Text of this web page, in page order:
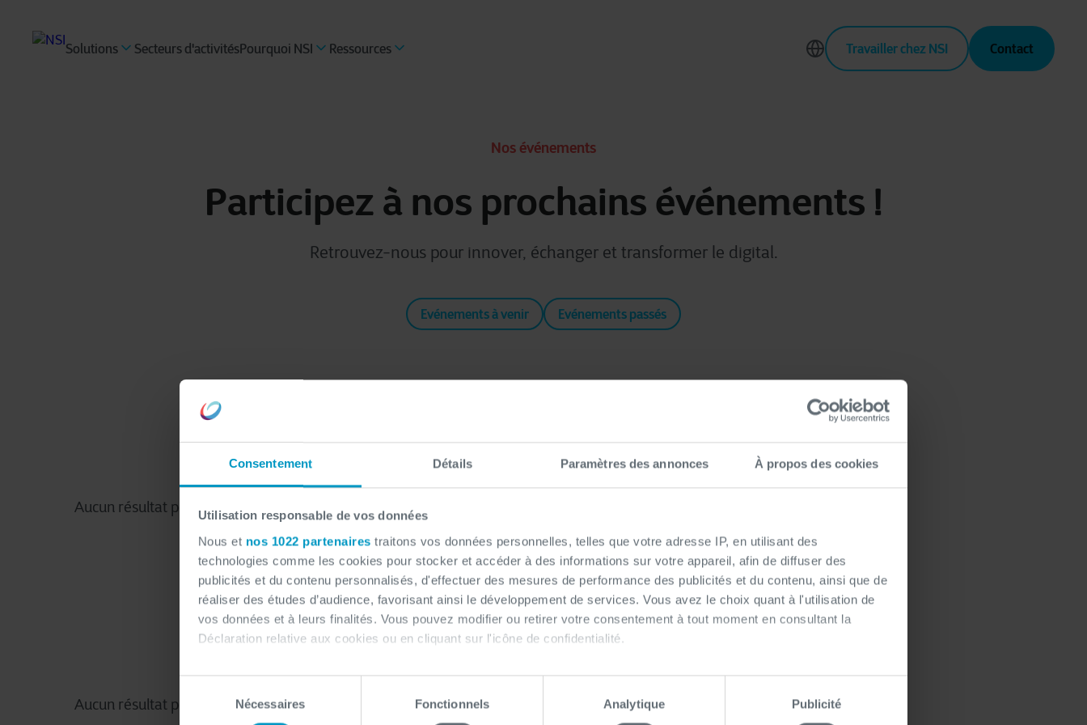
Consentement Détails Paramètres des annonces À propos des cookies
Utilisation responsable de vos données
Nous et nos 1022 partenaires traitons vos données personnelles, telles que votre adresse IP, en utilisant des
technologies comme les cookies pour stocker et accéder à des informations sur votre appareil, afin de diffuser des
publicités et du contenu personnalisés, d'effectuer des mesures de performance des publicités et du contenu, ainsi que de
réaliser des études d’audience, favorisant ainsi le développement de services. Vous avez le choix quant à l'utilisation de
vos données et à leurs finalités. Vous pouvez modifier ou retirer votre consentement à tout moment en consultant la
Déclaration relative aux cookies ou en cliquant sur l'icône de confidentialité.
Si vous le permettez, nous aimerions également :
Collecter des informations sur votre localisation géographique qui peuvent être précises à plusieurs mètres près
Nécessaires Fonctionnels Analytique Publicité
Solutions Secteurs d'activitésPourquoi NSI Ressources Travailler chez NSI Contact
Nos événements
Participez à nos prochains événements !
Retrouvez-nous pour innover, échanger et transformer le digital.
Evénements à venir Evénements passés
Evénements passés